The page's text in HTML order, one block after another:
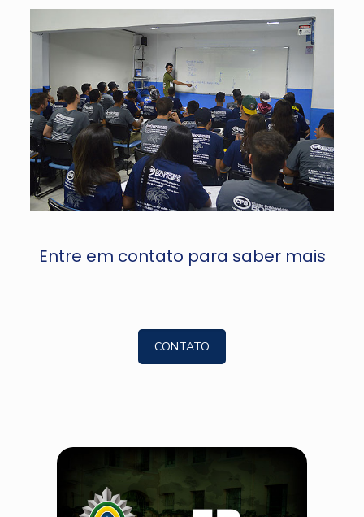
Entre em contato para saber mais
CONTATO